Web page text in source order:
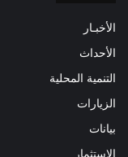
الأخبـار
الأحداث
التنمية المحلية
الزيارات
بيانات
الاستثمار